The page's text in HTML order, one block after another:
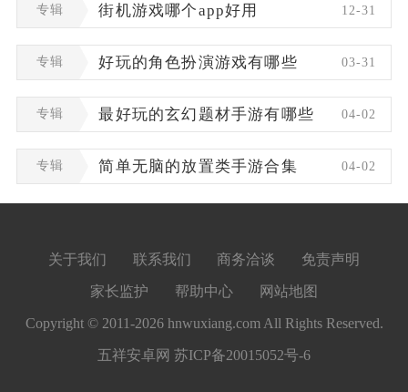
专辑 街机游戏哪个app好用 12-31
专辑 好玩的角色扮演游戏有哪些 03-31
专辑 最好玩的玄幻题材手游有哪些 04-02
专辑 简单无脑的放置类手游合集 04-02
关于我们 联系我们 商务洽谈 免责声明
家长监护 帮助中心 网站地图
Copyright © 2011-2026 hnwuxiang.com All Rights Reserved.
五祥安卓网 苏ICP备20015052号-6